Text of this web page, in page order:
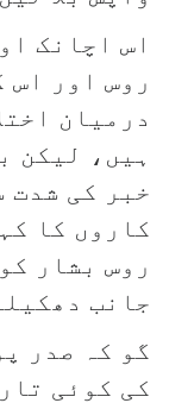
اس اچانک
روس اور اس
درمیان
ہیں، لیکن
خبر کی شدت
کاروں کا
روس بشار
جانب
گو کہ صدر
کی کوئی